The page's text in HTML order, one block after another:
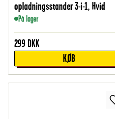
opladningsstander 3-i-1, Hvid
På lager
299 DKK
KØB